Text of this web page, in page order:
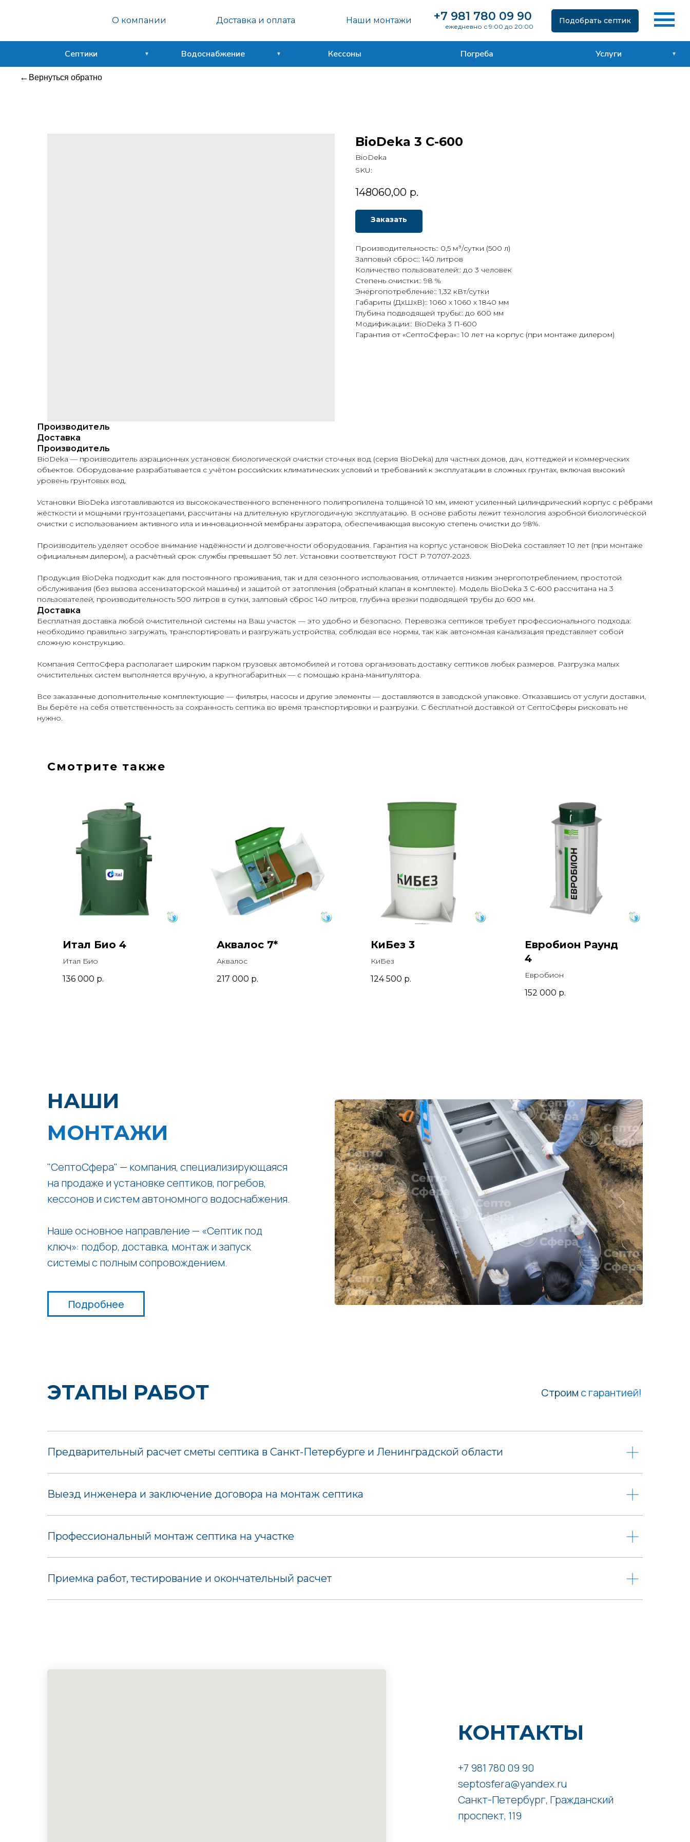
+7 981 780 09 90
ежедневно с 9:00 до 20:00
О компании Доставка и оплата Наши монтажи Подобрать септик
Септики Водоснабжение Кессоны Погреба Услуги
Вернуться обратно
BioDeka 3 C-600
BioDeka
SKU:
148060,00 р.
Заказать
Производительность:: 0,5 м³/сутки (500 л)
Залповый сброс:: 140 литров
Количество пользователей:: до 3 человек
Степень очистки:: 98 %
Энергопотребление:: 1,32 кВт/сутки
Габариты (ДхШхВ):: 1060 х 1060 х 1840 мм
Глубина подводящей трубы:: до 600 мм
Модификации:: BioDeka 3 П-600
Гарантия от «СептоСфера»:: 10 лет на корпус (при монтаже дилером)
Производитель
Доставка
Производитель
BioDeka — производитель аэрационных установок биологической очистки сточных вод (серия BioDeka) для частных домов, дач, коттеджей и коммерческих
объектов. Оборудование разрабатывается с учётом российских климатических условий и требований к эксплуатации в сложных грунтах, включая высокий
уровень грунтовых вод.
Установки BioDeka изготавливаются из высококачественного вспененного полипропилена толщиной 10 мм, имеют усиленный цилиндрический корпус с рёбрами
жёсткости и мощными грунтозацепами, рассчитаны на длительную круглогодичную эксплуатацию. В основе работы лежит технология аэробной биологической
очистки с использованием активного ила и инновационной мембраны аэратора, обеспечивающая высокую степень очистки до 98%.
Производитель уделяет особое внимание надёжности и долговечности оборудования. Гарантия на корпус установок BioDeka составляет 10 лет (при монтаже
официальным дилером), а расчётный срок службы превышает 50 лет. Установки соответствуют ГОСТ Р 70707-2023.
Продукция BioDeka подходит как для постоянного проживания, так и для сезонного использования, отличается низким энергопотреблением, простотой
обслуживания (без вызова ассенизаторской машины) и защитой от затопления (обратный клапан в комплекте). Модель BioDeka 3 C-600 рассчитана на 3
пользователей, производительность 500 литров в сутки, залповый сброс 140 литров, глубина врезки подводящей трубы до 600 мм.
Доставка
Бесплатная доставка любой очистительной системы на Ваш участок — это удобно и безопасно. Перевозка септиков требует профессионального подхода:
необходимо правильно загружать, транспортировать и разгружать устройства, соблюдая все нормы, так как автономная канализация представляет собой
сложную конструкцию.
Компания СептоСфера располагает широким парком грузовых автомобилей и готова организовать доставку септиков любых размеров. Разгрузка малых
очистительных систем выполняется вручную, а крупногабаритных — с помощью крана-манипулятора.
Все заказанные дополнительные комплектующие — фильтры, насосы и другие элементы — доставляются в заводской упаковке. Отказавшись от услуги доставки,
Вы берёте на себя ответственность за сохранность септика во время транспортировки и разгрузки. С бесплатной доставкой от СептоСферы рисковать не
нужно.
Смотрите также
Итал Био 4
Итал Био
136 000 р.
Аквалос 7*
Аквалос
217 000 р.
КиБез 3
КиБез
124 500 р.
Евробион Раунд
4
Евробион
152 000 р.
НАШИ
МОНТАЖИ
"СептоСфера" — компания, специализирующаяся
на продаже и установке септиков, погребов,
кессонов и систем автономного водоснабжения.
Наше основное направление — «Септик под
ключ»: подбор, доставка, монтаж и запуск
системы с полным сопровождением.
Подробнее
ЭТАПЫ РАБОТ Строим с гарантией!
Предварительный расчет сметы септика в Санкт-Петербурге и Ленинградской области
Выезд инженера и заключение договора на монтаж септика
Профессиональный монтаж септика на участке
Приемка работ, тестирование и окончательный расчет
КОНТАКТЫ
+7 981 780 09 90
septosfera@yandex.ru
Санкт-Петербург, Гражданский
проспект, 119